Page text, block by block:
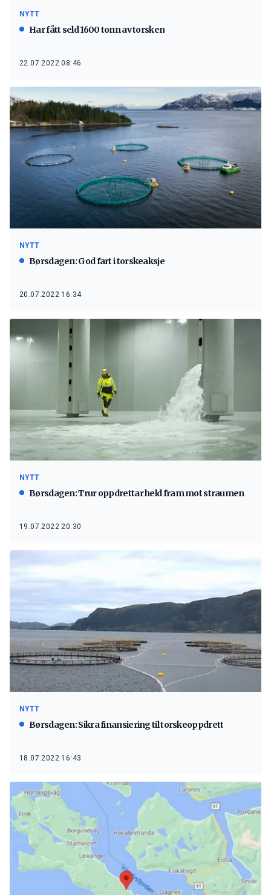
NYTT
Har fått seld 1600 tonn av torsken
22.07.2022 08:46
NYTT
Børsdagen: God fart i torskeaksje
20.07.2022 16:34
NYTT
Børsdagen: Trur oppdrettar held fram mot straumen
19.07.2022 20:30
NYTT
Børsdagen: Sikra finansiering til torskeoppdrett
18.07.2022 16:43